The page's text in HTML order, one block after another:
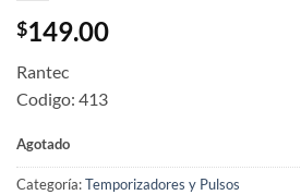
$149.00
Rantec
Codigo: 413
Agotado
Categoría:Temporizadores y Pulsos